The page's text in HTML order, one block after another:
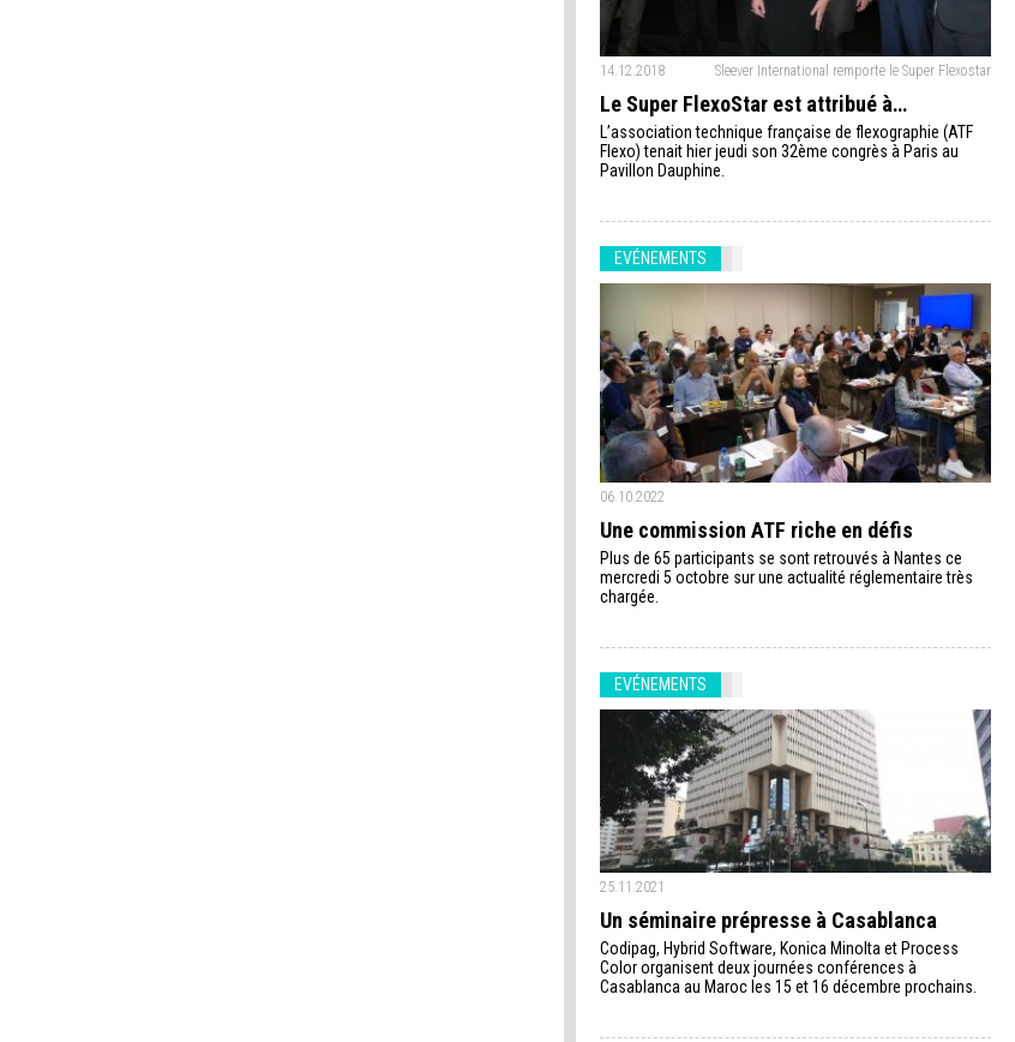
14.12.2018 Sleever International remporte le Super Flexostar
Le Super FlexoStar est attribué à…
L’association technique française de flexographie (ATF
Flexo) tenait hier jeudi son 32ème congrès à Paris au
Pavillon Dauphine.
EVÉNEMENTS
06.10.2022
Une commission ATF riche en défis
Plus de 65 participants se sont retrouvés à Nantes ce
mercredi 5 octobre sur une actualité réglementaire très
chargée.
EVÉNEMENTS
25.11.2021
Un séminaire prépresse à Casablanca
Codipag, Hybrid Software, Konica Minolta et Process
Color organisent deux journées conférences à
Casablanca au Maroc les 15 et 16 décembre prochains.